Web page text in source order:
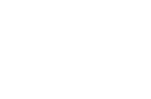
PRZEZ PL. DOMINIKAŃSKI
OBORNICKIEJ PRZEZ PL. DOMINIKAŃSKI